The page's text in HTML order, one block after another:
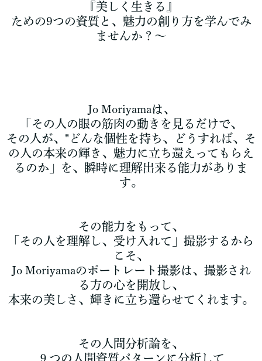
『美しく生きる』
ための9つの資質と、魅力の創り方を学んでみ
ませんか？～
Jo Moriyamaは、
「その人の眼の筋肉の動きを見るだけで、
その人が、"どんな個性を持ち、どうすれば、そ
の人の本来の輝き、魅力に立ち還えってもらえ
るのか」を、瞬時に理解出来る能力がありま
す。
その能力をもって、
「その人を理解し、受け入れて」撮影するから
こそ、
Jo Moriyamaのポートレート撮影は、撮影され
る方の心を開放し、
本来の美しさ、輝きに立ち還らせてくれます。
その人間分析論を、
９つの人間資質パターンに分析して